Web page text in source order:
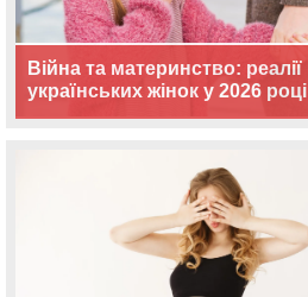
Війна та материнство: реалії
українських жінок у 2026 році